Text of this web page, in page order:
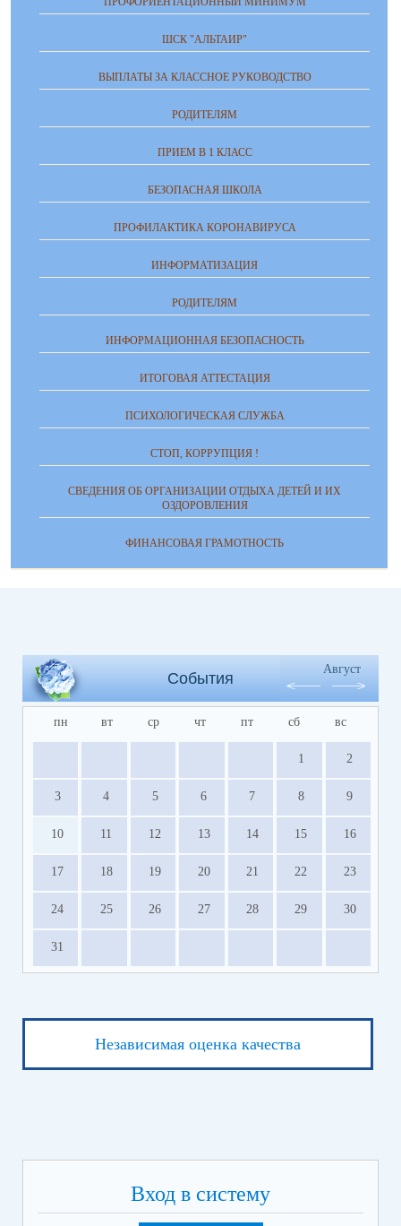
ШСК "АЛЬТАИР"
ВЫПЛАТЫ ЗА КЛАССНОЕ РУКОВОДСТВО
РОДИТЕЛЯМ
ПРИЕМ В 1 КЛАСС
БЕЗОПАСНАЯ ШКОЛА
ПРОФИЛАКТИКА КОРОНАВИРУСА
ИНФОРМАТИЗАЦИЯ
РОДИТЕЛЯМ
ИНФОРМАЦИОННАЯ БЕЗОПАСНОСТЬ
ИТОГОВАЯ АТТЕСТАЦИЯ
ПСИХОЛОГИЧЕСКАЯ СЛУЖБА
СТОП, КОРРУПЦИЯ !
СВЕДЕНИЯ ОБ ОРГАНИЗАЦИИ ОТДЫХА ДЕТЕЙ И ИХ
ОЗДОРОВЛЕНИЯ
ФИНАНСОВАЯ ГРАМОТНОСТЬ
События
Август
пн вт ср чт пт сб вс
1 2
3 4 5 6 7 8 9
10 11 12 13 14 15 16
17 18 19 20 21 22 23
24 25 26 27 28 29 30
31
Независимая оценка качества
Вход в систему